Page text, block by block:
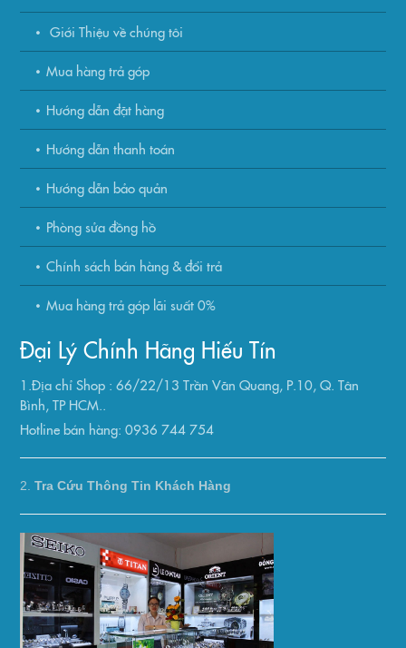
Giới Thiệu về chúng tôi
Mua hàng trả góp
Hướng dẫn đặt hàng
Hướng dẫn thanh toán
Hướng dẫn bảo quản
Phòng sửa đồng hồ
Chính sách bán hàng & đổi trả
Mua hàng trả góp lãi suất 0%
Đại Lý Chính Hãng Hiếu Tín
1.Địa chỉ Shop : 66/22/13 Trần Văn Quang, P.10, Q. Tân
Bình, TP HCM..
Hotline bán hàng: 0936 744 754
2.Tra Cứu Thông Tin Khách Hàng